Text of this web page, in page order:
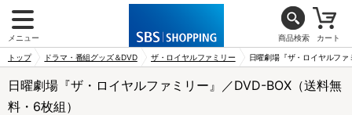
メニュー 商品検索 カート
トップ ドラマ・番組グッズ＆DVD ザ・ロイヤルファミリー 日曜劇場『ザ・ロイヤルフ
日曜劇場『ザ・ロイヤルファミリー』／DVD-BOX（送料無
料・6枚組）